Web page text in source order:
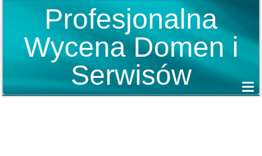
Profesjonalna
Wycena Domen i
Serwisów